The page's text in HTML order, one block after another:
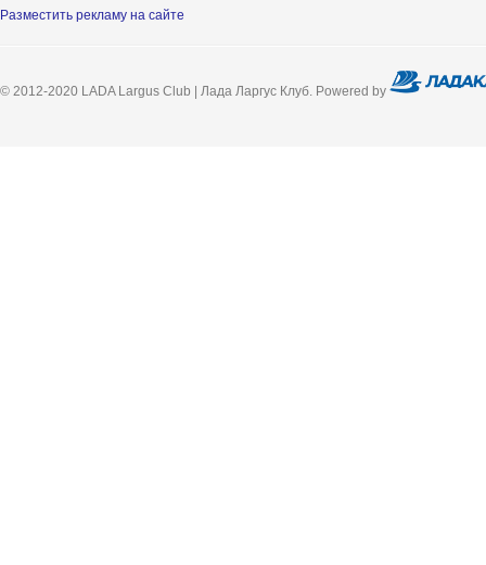
Разместить рекламу на сайте
© 2012-2020 LADA Largus Club | Лада Ларгус Клуб. Powered by